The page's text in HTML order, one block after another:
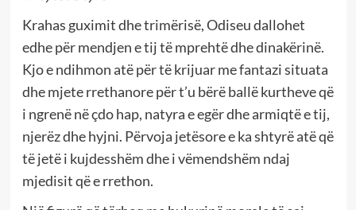
Krahas guximit dhe trimërisë, Odiseu dallohet
edhe për mendjen e tij të mprehtë dhe dinakërinë.
Kjo e ndihmon atë për të krijuar me fantazi situata
dhe mjete rrethanore për t’u bërë ballë kurtheve që
i ngrenë në çdo hap, natyra e egër dhe armiqtë e tij,
njerëz dhe hyjni. Përvoja jetësore e ka shtyrë atë që
të jetë i kujdesshëm dhe i vëmendshëm ndaj
mjedisit që e rrethon.